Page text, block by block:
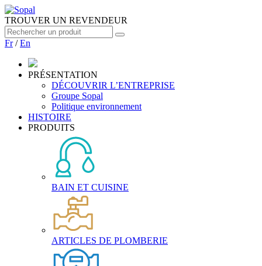
TROUVER UN REVENDEUR
Fr/En
PRÉSENTATION
DÉCOUVRIR L’ENTREPRISE
Groupe Sopal
Politique environnement
HISTOIRE
PRODUITS
BAIN ET CUISINE
ARTICLES DE PLOMBERIE